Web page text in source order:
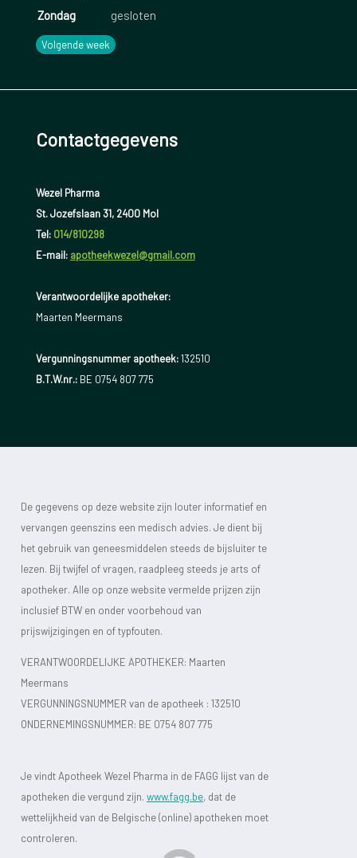
Zondag
gesloten
Volgende week
Contactgegevens
Wezel Pharma
St. Jozefslaan 31, 2400 Mol
Tel: 014/810298
E-mail: apotheekwezel@gmail.com
Verantwoordelijke apotheker:
Maarten Meermans
Vergunningsnummer apotheek:132510
B.T.W.nr.:BE 0754 807 775
De gegevens op deze website zijn louter informatief en
vervangen geenszins een medisch advies. Je dient bij
het gebruik van geneesmiddelen steeds de bijsluiter te
lezen. Bij twijfel of vragen, raadpleeg steeds je arts of
apotheker. Alle op onze website vermelde prijzen zijn
inclusief BTW en onder voorbehoud van
prijswijzigingen en of typfouten.
VERANTWOORDELIJKE APOTHEKER: Maarten
Meermans
VERGUNNINGSNUMMER van de apotheek : 132510
ONDERNEMINGSNUMMER: BE 0754 807 775
Je vindt Apotheek Wezel Pharma in de FAGG lijst van de
apotheken die vergund zijn. www.fagg.be, dat de
wettelijkheid van de Belgische (online) apotheken moet
controleren.